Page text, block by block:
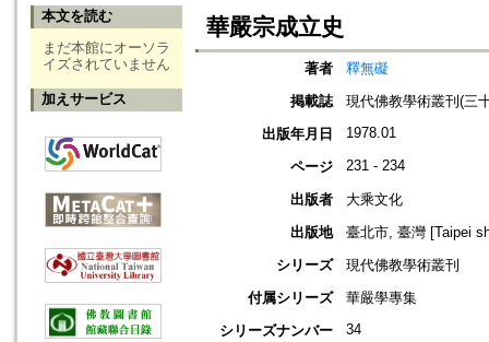
本文を読む
まだ本館にオーソラ
イズされていません
加えサービス
華嚴宗成立史
著者
釋無礙
掲載誌
現代佛教學術叢刊(三
出版年月日
1978.01
ページ 231 - 234
出版者
大乘文化
出版地
臺北市, 臺灣 [Taipei
シリーズ
現代佛教學術叢刊
付属シリーズ
華嚴學專集
シリーズナンバー
34